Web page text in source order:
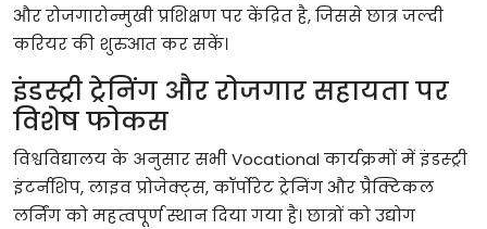
औररोजगारोन्मुखीप्रशिक्षणपरकेंद्रितहै,जिससेछात्रजल्दी
करियरकी शुरुआतकरसकें।
इंडस्ट्रीट्रेनिंग औररोजगारसहायतापर
विशेषफोकस
विश्वविद्यालयके अनुसारसभीVocationalकार्यक्रमोंमेंइंडस्ट्री
इंटर्नशिप,लाइवप्रोजेक्ट्स,कॉर्पोरेटट्रेनिंगऔरप्रैक्टिकल
लर्निंगकोमहत्वपूर्णस्थानदियागयाहै।छात्रोंकोउद्योग